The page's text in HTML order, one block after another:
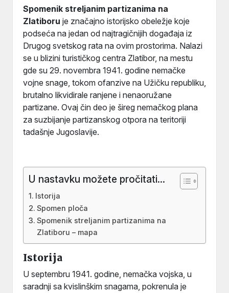
Spomenik streljanim partizanima na
Zlatiboru je značajno istorijsko obeležje koje
podseća na jedan od najtragičnijih događaja iz
Drugog svetskog rata na ovim prostorima. Nalazi
se u blizini turističkog centra Zlatibor, na mestu
gde su 29. novembra 1941. godine nemačke
vojne snage, tokom ofanzive na Užičku republiku,
brutalno likvidirale ranjene i nenaoružane
partizane. Ovaj čin deo je šireg nemačkog plana
za suzbijanje partizanskog otpora na teritoriji
tadašnje Jugoslavije.
U nastavku možete pročitati...
Istorija
Spomen ploča
Spomenik streljanim partizanima na
Zlatiboru – mapa
Istorija
U septembru 1941. godine, nemačka vojska, u
saradnji sa kvislinškim snagama, pokrenula je